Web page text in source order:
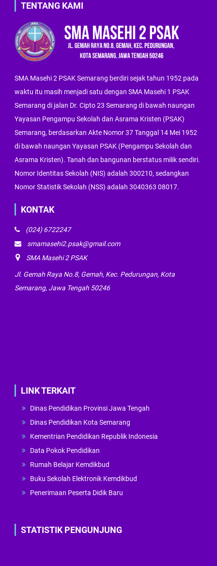
TENTANG KAMI
SMA Masehi 2 PSAK Semarang berdiri sejak tahun 1952 pada
waktu itu masih menjadi satu dengan SMA Masehi 1 PSAK
Semarang di jalan Dr. Cipto 23 Semarang di bawah naungan
Yayasan Pengampu Sekolah dan Asrama Kristen (PSAK)
Semarang, berdasarkan Akte Nomor 37 Tanggal 14 Mei 1952
di bawah naungan Yayasan PSAK (Pengampu Sekolah dan
Asrama Kristen). Tanah dan bangunan berstatus milik sendiri.
Nomor Identitas Sekolah (NIS) adalah 300210, sedangkan
Nomor Statistik Sekolah (NSS) adalah 3040363 08017.
KONTAK
(024) 6722247
smamasehi2.psak@gmail.com
SMA Masehi 2 PSAK
Jl. Gemah Raya No.8, Gemah, Kec. Pedurungan, Kota
Semarang, Jawa Tengah 50246
LINK TERKAIT
Dinas Pendidikan Provinsi Jawa Tengah
Dinas Pendidikan Kota Semarang
Kementrian Pendidikan Republik Indonesia
Data Pokok Pendidikan
Rumah Belajar Kemdikbud
Buku Sekolah Elektronik Kemdikbud
Penerimaan Peserta Didik Baru
STATISTIK PENGUNJUNG